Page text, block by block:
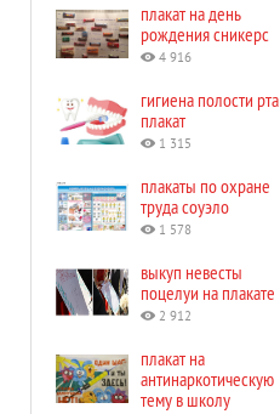
плакат на день
рождения сникерс
4 916
гигиена полости рта
плакат
1 315
плакаты по охране
труда соуэло
1 578
выкуп невесты
поцелуи на плакате
2 912
плакат на
антинаркотическую
тему в школу